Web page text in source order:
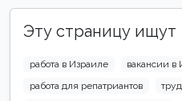
Эту страницу ищут
работа в Израиле
вакансии в
работа для репатриантов